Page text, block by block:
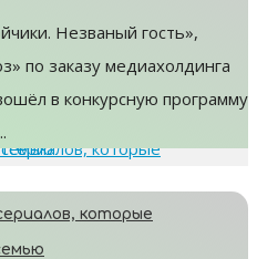
Незваный гость»,
по заказу медиахолдинга
в конкурсную программу
которые